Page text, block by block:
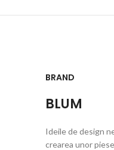
BRAND
BLUM
Ideile de design
crearea unor